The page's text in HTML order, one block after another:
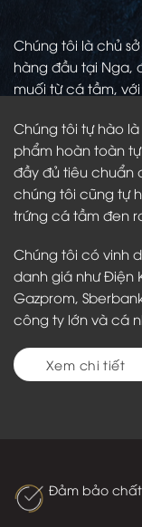
DOANH NGHIỆP
Russian
Chúng tôi là chủ
hàng đầu tại Nga,
muối từ cá tầm,
phẩm hoàn toàn
đầy đủ tiêu chuẩn
chúng tôi cũng tự
trứng cá tầm đen
Chúng tôi có vinh